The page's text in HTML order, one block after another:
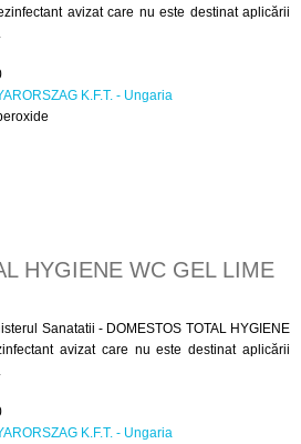
avizat care nu este destinat aplicării
K.F.T. - Ungaria
HYGIENE WC GEL LIME
Sanatatii - DOMESTOS TOTAL HYGIENE
avizat care nu este destinat aplicării
K.F.T. - Ungaria